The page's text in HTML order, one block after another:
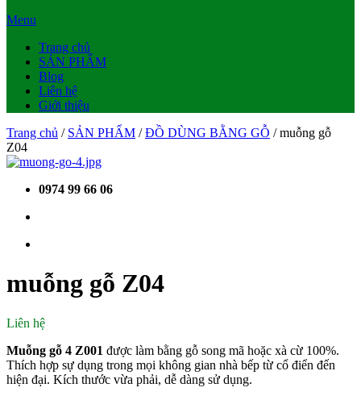
Menu
Trang chủ
SẢN PHẨM
Blog
Liên hệ
Giới thiệu
Trang chủ / SẢN PHẨM /ĐỒ DÙNG BẰNG GỖ / muỗng gỗ
Z04
0974 99 66 06
muỗng gỗ Z04
Liên hệ
Muỗng gỗ 4 Z001 được làm bằng gỗ song mã hoặc xà cừ 100%.
Thích hợp sự dụng trong mọi không gian nhà bếp từ cổ điển đến
hiện đại. Kích thước vừa phải, dễ dàng sử dụng.